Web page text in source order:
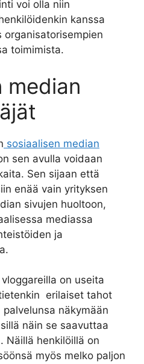
voi olla niin
kanssa
organisatorisempien
toimimista.
median
sosiaalisen median
sen avulla voidaan
Sen sijaan että
enää vain yrityksen
sivujen huoltoon,
mediassa
ja
on useita
erilaiset tahot
näkymään
näin se saavuttaa
Näillä henkilöillä on
myös melko paljon